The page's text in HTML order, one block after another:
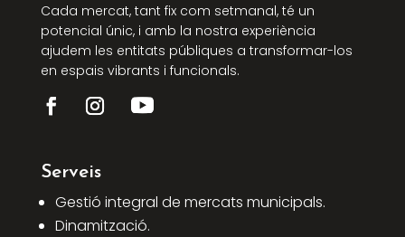
Cada mercat, tant fix com setmanal, té un
potencial únic, i amb la nostra experiència
ajudem les entitats públiques a transformar-los
en espais vibrants i funcionals.
Serveis
Gestió integral de mercats municipals.
Dinamització.